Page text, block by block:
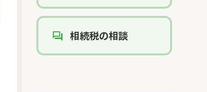
相続税の相談